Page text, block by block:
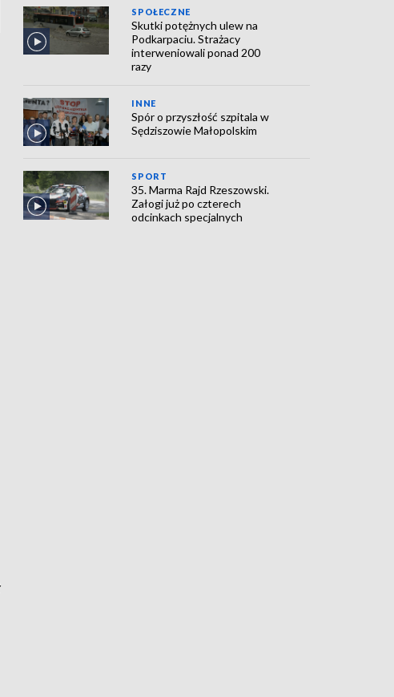
SPOŁECZNE
Skutki potężnych ulew na
Podkarpaciu. Strażacy
interweniowali ponad 200
razy
INNE
Spór o przyszłość szpitala w
Sędziszowie Małopolskim
SPORT
35. Marma Rajd Rzeszowski.
Załogi już po czterech
odcinkach specjalnych